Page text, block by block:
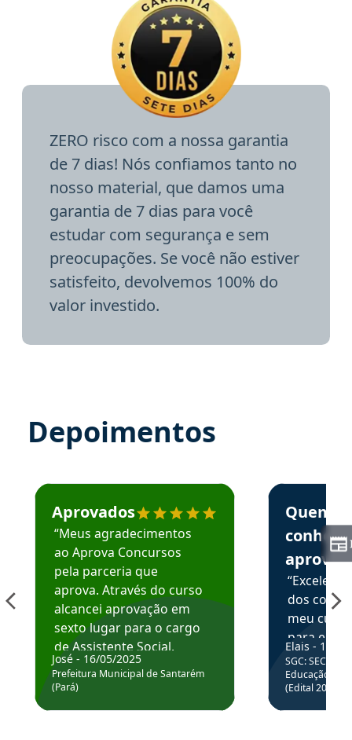
ZERO risco com a nossa garantia
de 7 dias! Nós confiamos tanto no
nosso material, que damos uma
garantia de 7 dias para você
estudar com segurança e sem
preocupações. Se você não estiver
satisfeito, devolvemos 100% do
valor investido.
Depoimentos
Estudante José recomenda o Aprova Concursos em
Aprovados
“Meus agradecimentos
ao Aprova Concursos
pela parceria que
aprova. Através do curso
alcancei aprovação em
sexto lugar para o cargo
de Assistente Social.
Hoje estou atuando na
Prefeitura de Santarém.
José - 16/05/2025
Prefeitura Municipal de Santarém
(Pará)
Estudante
Quem
aprova
dos
meu
para
colocar
através
de
Elais - 15/
SGC: SEC BA
Educação
(Edital